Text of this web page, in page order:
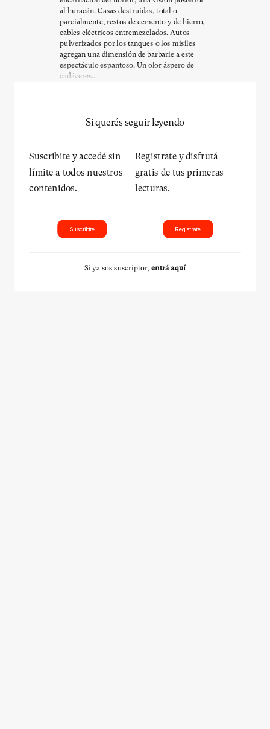
al huracán. Casas destruidas, total o
parcialmente, restos de cemento y de hierro,
cables eléctricos entremezclados. Autos
pulverizados por los tanques o los misiles
agregan una dimensión de barbarie a este
espectáculo espantoso. Un olor áspero de
cadáveres...
Si querés seguir leyendo
Suscribite y accedé sin
límite a todos nuestros
contenidos.
Suscribite
Registrate y disfrutá
gratis de tus primeras
lecturas.
Registrate
Si ya sos suscriptor, entrá aquí